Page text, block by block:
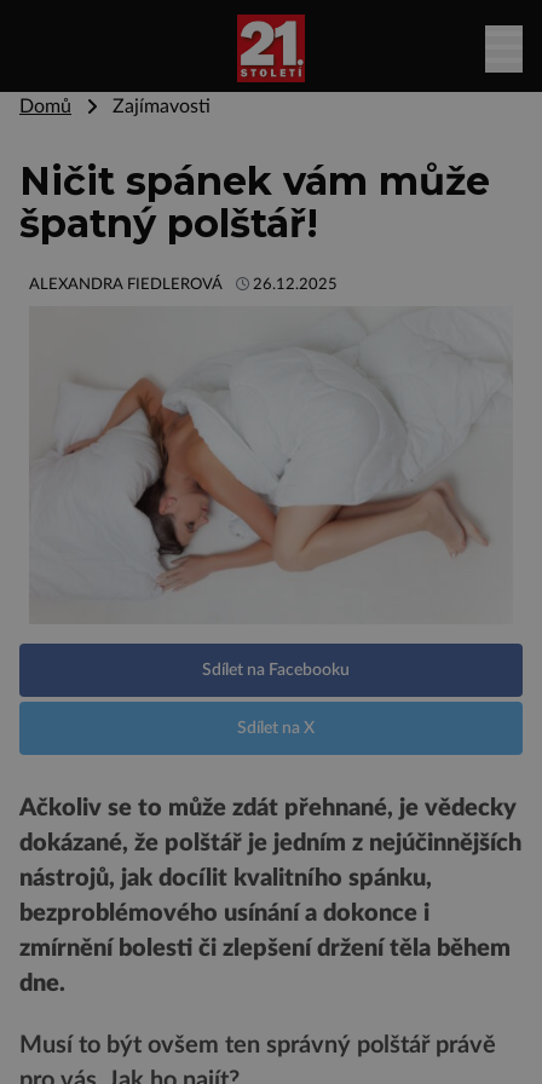
Domů Zajímavosti
Ničit spánek vám může
špatný polštář!
ALEXANDRA FIEDLEROVÁ 26.12.2025
Sdílet na Facebooku
Sdílet na X
Ačkoliv se to může zdát přehnané, je vědecky
dokázané, že polštář je jedním z nejúčinnějších
nástrojů, jak docílit kvalitního spánku,
bezproblémového usínání a dokonce i
zmírnění bolesti či zlepšení držení těla během
dne.
Musí to být ovšem ten správný polštář právě